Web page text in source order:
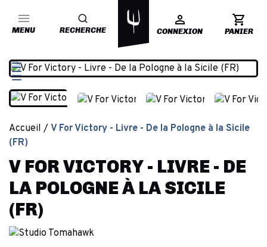
MENU RECHERCHE CONNEXION PANIER
Accueil
V For Victory - Livre - De la Pologne à la Sicile
(FR)
V FOR VICTORY - LIVRE - DE
LA POLOGNE À LA SICILE
(FR)